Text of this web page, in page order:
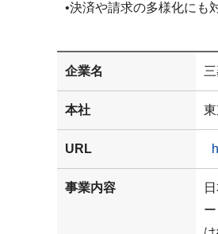
•決済や請求の多様化にも
企業名
本社
URL
事業内容